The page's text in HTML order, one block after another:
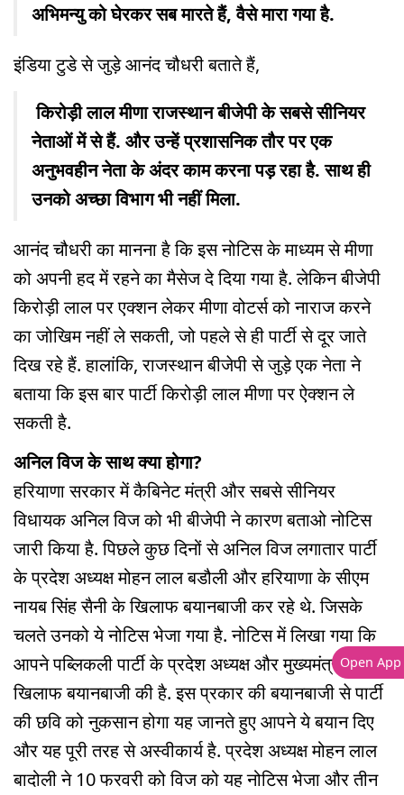
अभिमन्यु को घेरकर सब मारते हैं, वैसे मारा गया है.
इंडिया टुडे से जुड़े आनंद चौधरी बताते हैं,
किरोड़ी लाल मीणा राजस्थान बीजेपी के सबसे सीनियर
नेताओं में से हैं. और उन्हें प्रशासनिक तौर पर एक
अनुभवहीन नेता के अंदर काम करना पड़ रहा है. साथ ही
उनको अच्छा विभाग भी नहीं मिला.
आनंद चौधरी का मानना है कि इस नोटिस के माध्यम से मीणा
को अपनी हद में रहने का मैसेज दे दिया गया है. लेकिन बीजेपी
किरोड़ी लाल पर एक्शन लेकर मीणा वोटर्स को नाराज करने
का जोखिम नहीं ले सकती, जो पहले से ही पार्टी से दूर जाते
दिख रहे हैं. हालांकि, राजस्थान बीजेपी से जुड़े एक नेता ने
बताया कि इस बार पार्टी किरोड़ी लाल मीणा पर ऐक्शन ले
सकती है.
अनिल विज के साथ क्या होगा?
हरियाणा सरकार में कैबिनेट मंत्री और सबसे सीनियर
विधायक अनिल विज को भी बीजेपी ने कारण बताओ नोटिस
जारी किया है. पिछले कुछ दिनों से अनिल विज लगातार पार्टी
के प्रदेश अध्यक्ष मोहन लाल बडौली और हरियाणा के सीएम
नायब सिंह सैनी के खिलाफ बयानबाजी कर रहे थे. जिसके
चलते उनको ये नोटिस भेजा गया है. नोटिस में लिखा गया कि
आपने पब्लिकली पार्टी के प्रदेश अध्यक्ष और मुख्यमंत्री के
खिलाफ बयानबाजी की है. इस प्रकार की बयानबाजी से पार्टी
की छवि को नुकसान होगा यह जानते हुए आपने ये बयान दिए
और यह पूरी तरह से अस्वीकार्य है. प्रदेश अध्यक्ष मोहन लाल
बादोली ने 10 फरवरी को विज को यह नोटिस भेजा और तीन
Open App